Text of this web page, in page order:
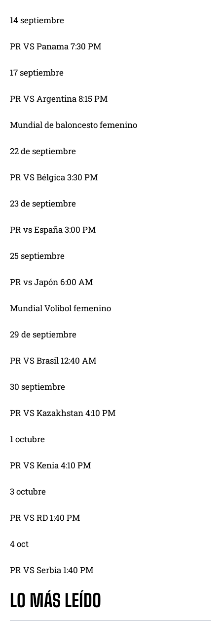
14 septiembre
PR VS Panama 7:30 PM
17 septiembre
PR VS Argentina 8:15 PM
Mundial de baloncesto femenino
22 de septiembre
PR VS Bélgica 3:30 PM
23 de septiembre
PR vs España 3:00 PM
25 septiembre
PR vs Japón 6:00 AM
Mundial Volibol femenino
29 de septiembre
PR VS Brasil 12:40 AM
30 septiembre
PR VS Kazakhstan 4:10 PM
1 octubre
PR VS Kenia 4:10 PM
3 octubre
PR VS RD 1:40 PM
4 oct
PR VS Serbia 1:40 PM
LO MÁS LEÍDO